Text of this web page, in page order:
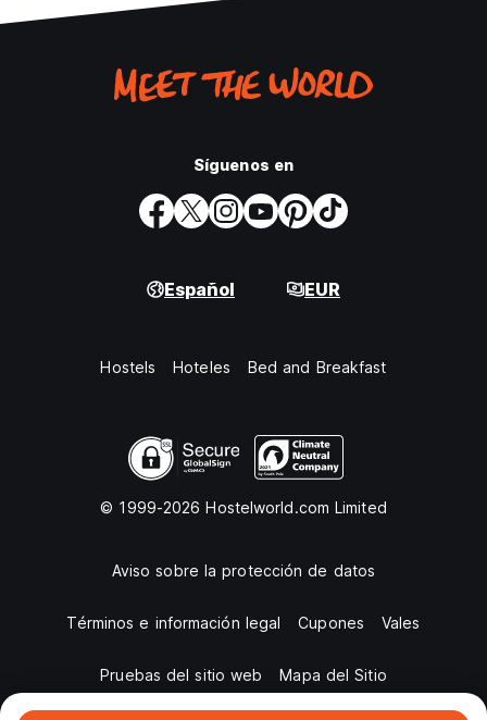
Síguenos en
Español EUR
Hostels Hoteles Bed and Breakfast
© 1999-2026 Hostelworld.com Limited
Aviso sobre la protección de datos
Términos e información legal Cupones Vales
Pruebas del sitio web Mapa del Sitio